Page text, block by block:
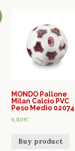
MONDO Pallone
Milan Calcio PVC
Peso Medio 02074
6,80€
Buy product